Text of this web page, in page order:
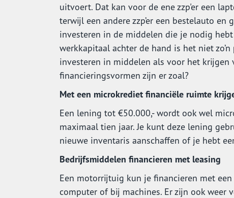
uitvoert. Dat kan voor de ene zzp'er een
terwijl een andere zzp’er een bestelauto
investeren in de middelen die je nodig
werkkapitaal achter de hand is het niet
investeren in middelen als voor het
financieringsvormen zijn er zoal?
Met een microkrediet financiële ruimte
Een lening tot €50.000,- wordt ook wel
maximaal tien jaar. Je kunt deze lening
nieuwe inventaris aanschaffen of je hebt
Bedrijfsmiddelen financieren met leasing
Een motorrijtuig kun je financieren met
computer of bij machines. Er zijn ook weer